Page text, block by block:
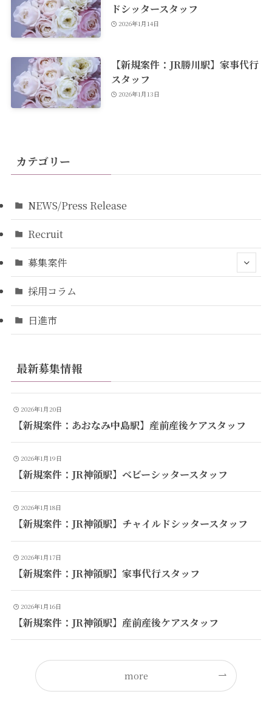
ドシッタースタッフ
2026年1月14日
【新規案件：JR勝川駅】家事代行
スタッフ
2026年1月13日
カテゴリー
NEWS/Press Release
Recruit
募集案件
採用コラム
日進市
最新募集情報
2026年1月20日
【新規案件：あおなみ中島駅】産前産後ケアスタッフ
2026年1月19日
【新規案件：JR神領駅】ベビーシッタースタッフ
2026年1月18日
【新規案件：JR神領駅】チャイルドシッタースタッフ
2026年1月17日
【新規案件：JR神領駅】家事代行スタッフ
2026年1月16日
【新規案件：JR神領駅】産前産後ケアスタッフ
more